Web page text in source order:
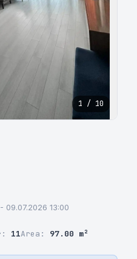
1 / 10
09.07.2026 13:00
11Area: 97.00 m²